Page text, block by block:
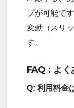
プが可能で
変動（スリ
す。
FAQ：よく
Q: 利用料金